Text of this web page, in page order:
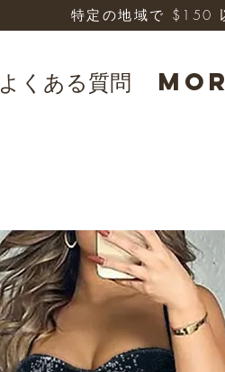
よくある質問
特定の地域で $150